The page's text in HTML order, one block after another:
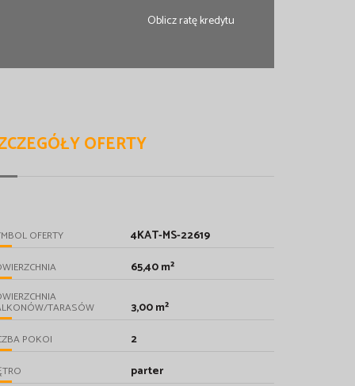
Oblicz ratę kredytu
OFERTY
OFERTY 4KAT-MS-22619
65,40 m²
TARASÓW 3,00 m²
POKOI 2
parter